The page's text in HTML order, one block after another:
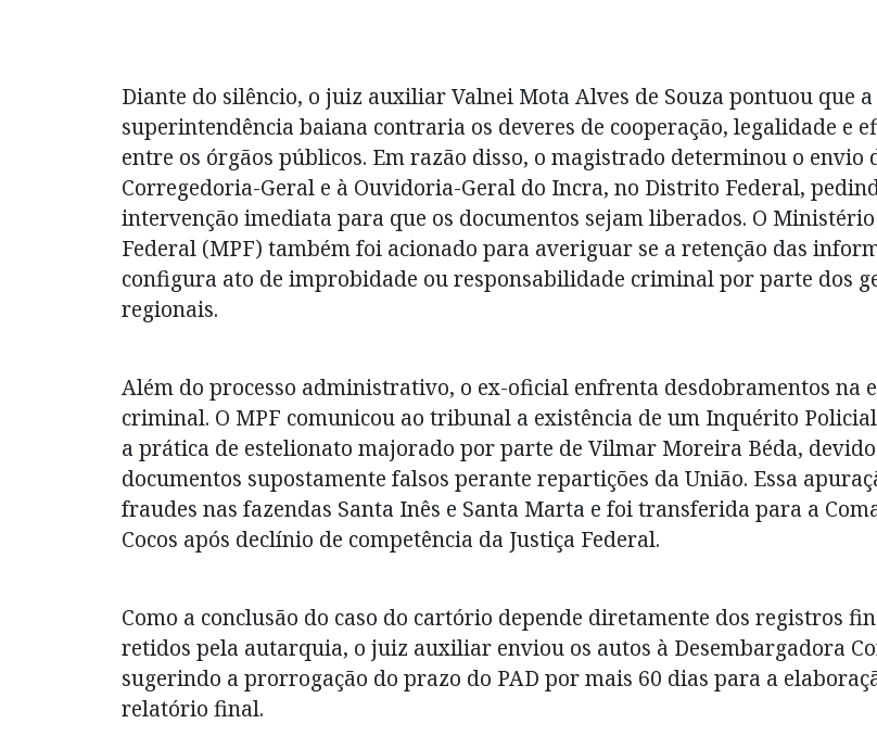
Diante do silêncio, o juiz auxiliar Valnei Mota Alves de Souza pontuou que
superintendência baiana contraria os deveres de cooperação, legalidade e
entre os órgãos públicos. Em razão disso, o magistrado determinou o envio
Corregedoria-Geral e à Ouvidoria-Geral do Incra, no Distrito Federal,
intervenção imediata para que os documentos sejam liberados. O
Federal (MPF) também foi acionado para averiguar se a retenção das
configura ato de improbidade ou responsabilidade criminal por parte dos
regionais.
Além do processo administrativo, o ex-oficial enfrenta desdobramentos na
criminal. O MPF comunicou ao tribunal a existência de um Inquérito
a prática de estelionato majorado por parte de Vilmar Moreira Béda, devido
documentos supostamente falsos perante repartições da União. Essa
fraudes nas fazendas Santa Inês e Santa Marta e foi transferida para a
Cocos após declínio de competência da Justiça Federal.
Como a conclusão do caso do cartório depende diretamente dos registros
retidos pela autarquia, o juiz auxiliar enviou os autos à Desembargadora
sugerindo a prorrogação do prazo do PAD por mais 60 dias para a
relatório final.